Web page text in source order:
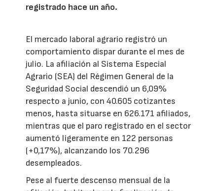
registrado hace un año.
El mercado laboral agrario registró un
comportamiento dispar durante el mes de
julio. La afiliación al Sistema Especial
Agrario (SEA) del Régimen General de la
Seguridad Social descendió un 6,09%
respecto a junio, con 40.605 cotizantes
menos, hasta situarse en 626.171 afiliados,
mientras que el paro registrado en el sector
aumentó ligeramente en 122 personas
(+0,17%), alcanzando los 70.296
desempleados.
Pese al fuerte descenso mensual de la